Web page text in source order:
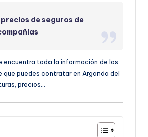
de seguros de
encuentra toda la información de los
que puedes contratar en Arganda del
precios…